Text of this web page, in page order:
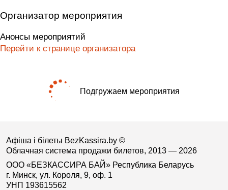
Организатор мероприятия
Анонсы мероприятий
Перейти к странице организатора
Подгружаем мероприятия
Афіша і білеты BezKassira.by ©
Облачная система продажи билетов, 2013 — 2026
ООО «БЕЗКАССИРА БАЙ» Республика Беларусь
г. Минск, ул. Короля, 9, оф. 1
УНП 193615562